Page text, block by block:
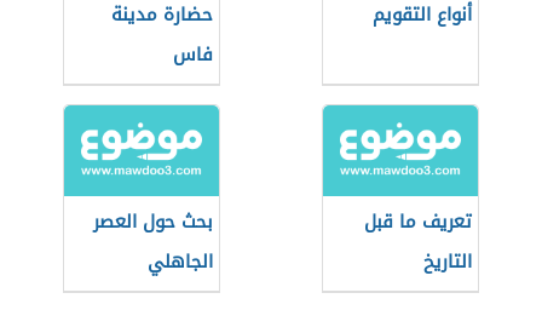
أنواع التقويم
حضارة مدينة
فاس
تعريف ما قبل
التاريخ
بحث حول العصر
الجاهلي